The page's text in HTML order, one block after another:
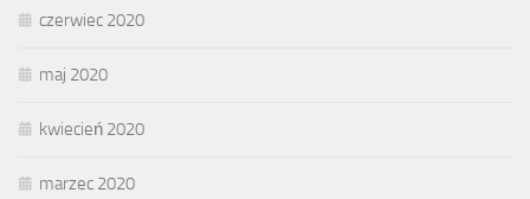
czerwiec 2020
maj 2020
kwiecień 2020
marzec 2020